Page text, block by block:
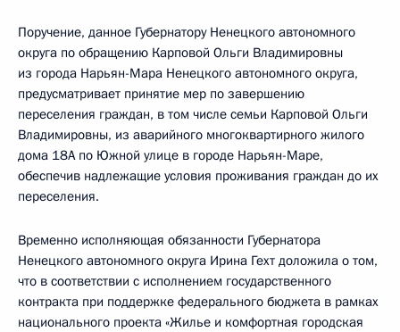
Поручение, данное Губернатору Ненецкого автономного
округа по обращению Карповой Ольги Владимировны
из города Нарьян-Мара Ненецкого автономного округа,
предусматривает принятие мер по завершению
переселения граждан, в том числе семьи Карповой Ольги
Владимировны, из аварийного многоквартирного жилого
дома 18А по Южной улице в городе Нарьян-Маре,
обеспечив надлежащие условия проживания граждан до их
переселения.
Временно исполняющая обязанности Губернатора
Ненецкого автономного округа Ирина Гехт доложила о том,
что в соответствии с исполнением государственного
контракта при поддержке федерального бюджета в рамках
национального проекта «Жилье и комфортная городская